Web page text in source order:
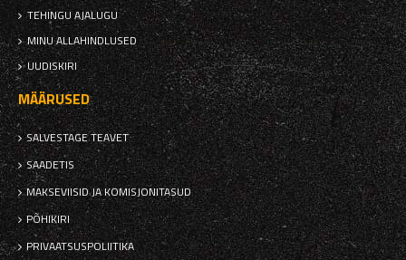
TEHINGU AJALUGU
MINU ALLAHINDLUSED
UUDISKIRI
MÄÄRUSED
SALVESTAGE TEAVET
SAADETIS
MAKSEVIISID JA KOMISJONITASUD
PÕHIKIRI
PRIVAATSUSPOLIITIKA